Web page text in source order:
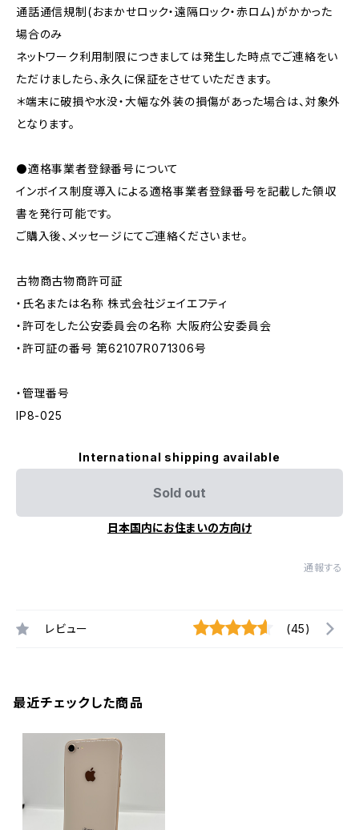
通話通信規制(おまかせロック・遠隔ロック・赤ロム)がかかった
場合のみ
ネットワーク利用制限につきましては発生した時点でご連絡をい
ただけましたら、永久に保証をさせていただきます。
＊端末に破損や水没・大幅な外装の損傷があった場合は、対象外
となります。
⚫️適格事業者登録番号について
インボイス制度導入による適格事業者登録番号を記載した領収
書を発行可能です。
ご購入後、メッセージにてご連絡くださいませ。
古物商古物商許可証
・氏名または名称 株式会社ジェイエフティ
・許可をした公安委員会の名称 大阪府公安委員会
・許可証の番号 第62107R071306号
・管理番号
IP8-025
International shipping available
Sold out
日本国内にお住まいの方向け
通報する
レビュー (45)
最近チェックした商品